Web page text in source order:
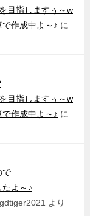
目指しますぅ～w
作成中よ～♪ に
目指しますぅ～w
作成中よ～♪ に
で
よ～♪
より